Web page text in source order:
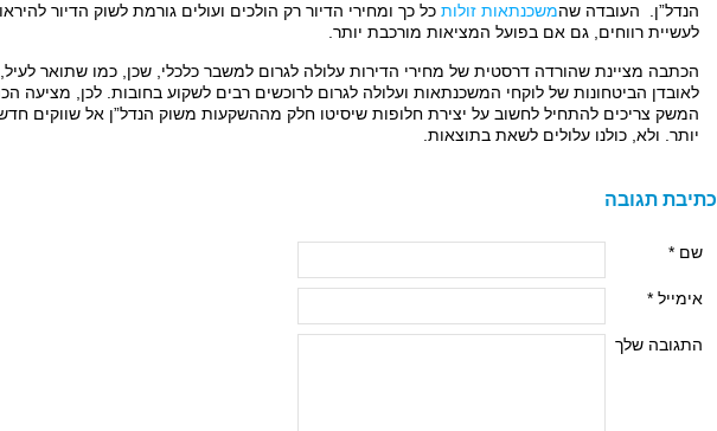
הנדל”ן. העובדה שהמשכנתאות זולות כל כך ומחירי הדיור רק הולכים ועולים גורמת לשוק הדיור
לעשיית רווחים, גם אם בפועל המציאות מורכבת יותר.
הכתבה מציינת שהורדה דרסטית של מחירי הדירות עלולה לגרום למשבר כלכלי, שכן, כמו שתואר
לאובדן הביטחונות של לוקחי המשכנתאות ועלולה לגרום לרוכשים רבים לשקוע בחובות. לכן, מציעה
המשק צריכים להתחיל לחשוב על יצירת חלופות שיסיטו חלק מההשקעות משוק הנדל”ן אל שווקים
יותר. ולא, כולנו עלולים לשאת בתוצאות.
כתיבת תגובה
שם *
אימייל *
התגובה שלך